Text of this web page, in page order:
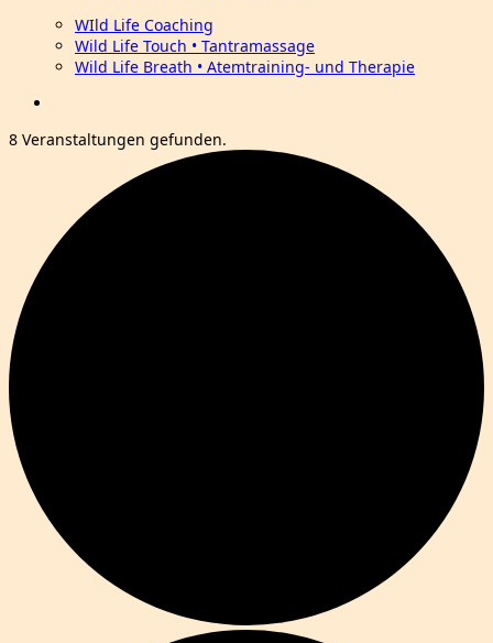
WIld Life Coaching
Wild Life Touch • Tantramassage
Wild Life Breath • Atemtraining- und Therapie
8 Veranstaltungen gefunden.